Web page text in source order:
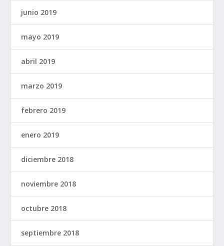
junio 2019
mayo 2019
abril 2019
marzo 2019
febrero 2019
enero 2019
diciembre 2018
noviembre 2018
octubre 2018
septiembre 2018